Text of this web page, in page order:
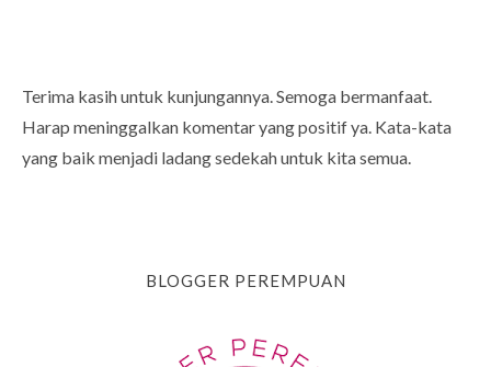
Terima kasih untuk kunjungannya. Semoga bermanfaat.
Harap meninggalkan komentar yang positif ya. Kata-kata
yang baik menjadi ladang sedekah untuk kita semua.
BLOGGER PEREMPUAN